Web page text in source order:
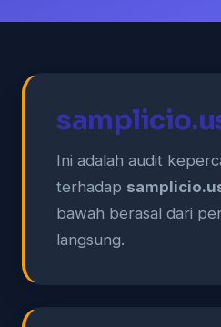
Ini adalah audit
terhadap
bawah berasal dari
langsung.